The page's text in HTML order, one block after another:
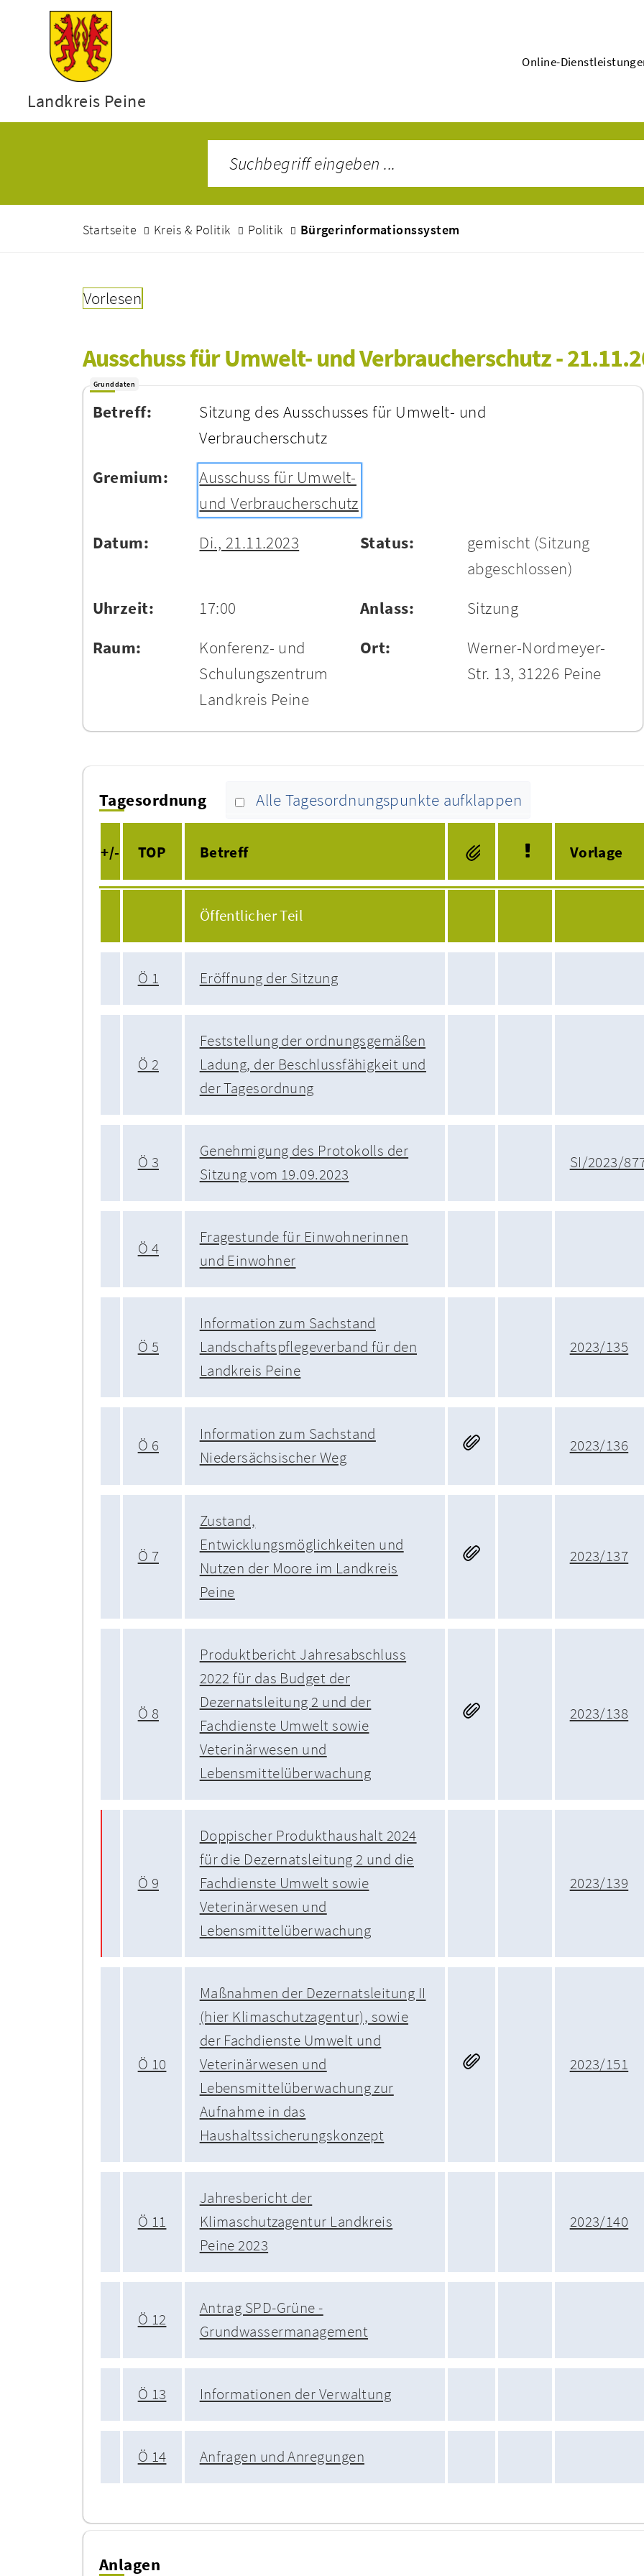
Landkreis Peine
Online-
Startseite Kreis & Politik Politik Bürgerinformationssystem
Vorlesen
Ausschuss für Umwelt- und Verbraucherschutz -
Grunddaten
Betreff:
Sitzung des Ausschusses für Umwelt- und
Verbraucherschutz
Gremium:
Ausschuss für Umwelt-
und Verbraucherschutz
Datum:
Di., 21.11.2023 Status: gemischt (Sitzung
abgeschlossen)
Uhrzeit:
17:00 Anlass:
Sitzung
Raum:
Konferenz- und
Schulungszentrum
Landkreis Peine
Ort:
Werner-Nordmeyer-
Str. 13, 31226 Peine
Tagesordnung Alle Tagesordnungspunkte aufklappen
Tagesordnung
+/-
TOP Betreff Vorlage
Öffentlicher Teil
Ö 1 Eröffnung der Sitzung
Ö 2
Feststellung der ordnungsgemäßen
Ladung, der Beschlussfähigkeit und
der Tagesordnung
Ö 3
Genehmigung des Protokolls der
Sitzung vom 19.09.2023
SI/2023/
Ö 4
Fragestunde für Einwohnerinnen
und Einwohner
Ö 5
Information zum Sachstand
Landschaftspflegeverband für den
Landkreis Peine
2023/135
Ö 6
Information zum Sachstand
Niedersächsischer Weg
2023/136
Ö 7
Zustand,
Entwicklungsmöglichkeiten und
Nutzen der Moore im Landkreis
Peine
2023/137
Ö 8
Produktbericht Jahresabschluss
2022 für das Budget der
Dezernatsleitung 2 und der
Fachdienste Umwelt sowie
Veterinärwesen und
Lebensmittelüberwachung
2023/138
Ö 9
Doppischer Produkthaushalt 2024
für die Dezernatsleitung 2 und die
Fachdienste Umwelt sowie
Veterinärwesen und
Lebensmittelüberwachung
2023/139
Ö 10
Maßnahmen der Dezernatsleitung II
(hier Klimaschutzagentur), sowie
der Fachdienste Umwelt und
Veterinärwesen und
Lebensmittelüberwachung zur
Aufnahme in das
Haushaltssicherungskonzept
2023/151
Ö 11
Jahresbericht der
Klimaschutzagentur Landkreis
Peine 2023
2023/140
Ö 12
Antrag SPD-Grüne -
Grundwassermanagement
Ö 13 Informationen der Verwaltung
Ö 14 Anfragen und Anregungen
Anlagen